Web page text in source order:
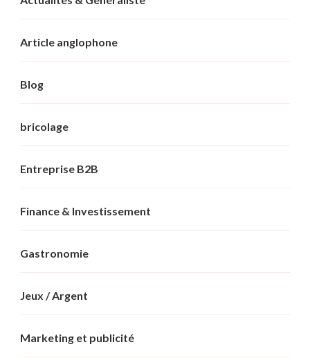
Article anglophone
Blog
bricolage
Entreprise B2B
Finance & Investissement
Gastronomie
Jeux / Argent
Marketing et publicité